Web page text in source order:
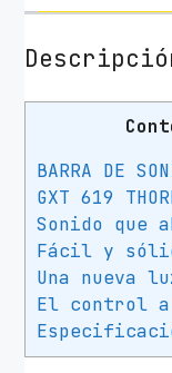
BARRA DE
GXT 619
Sonido que
Fácil y
Una nueva
El control